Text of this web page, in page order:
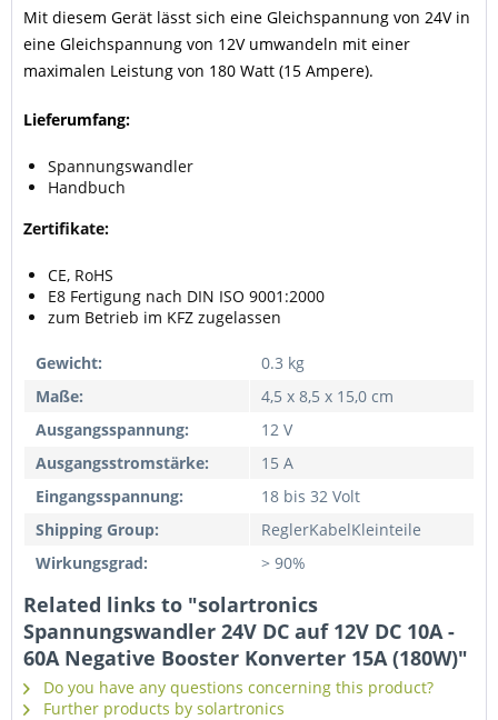
Mit diesem Gerät lässt sich eine Gleichspannung von 24V in
eine Gleichspannung von 12V umwandeln mit einer
maximalen Leistung von 180 Watt (15 Ampere).
Lieferumfang:
Spannungswandler
Handbuch
Zertifikate:
CE, RoHS
E8 Fertigung nach DIN ISO 9001:2000
zum Betrieb im KFZ zugelassen
Gewicht:
0.3 kg
Maße:
4,5 x 8,5 x 15,0 cm
Ausgangsspannung:
12 V
Ausgangsstromstärke:
15 A
Eingangsspannung:
18 bis 32 Volt
Shipping Group:
ReglerKabelKleinteile
Wirkungsgrad:
> 90%
Related links to "solartronics
Spannungswandler 24V DC auf 12V DC 10A -
60A Negative Booster Konverter 15A (180W)"
Do you have any questions concerning this product?
Further products by solartronics